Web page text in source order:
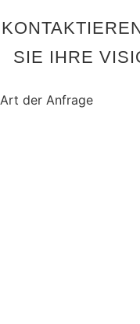
SIE IHRE
Art der Anfrage